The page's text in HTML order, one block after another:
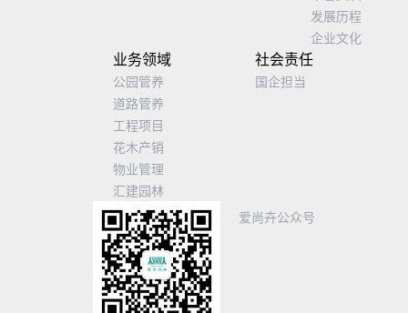
发展历程
企业文化
业务领域
公园管养
道路管养
工程项目
花木产销
物业管理
汇建园林
社会责任
国企担当
爱尚卉公众号